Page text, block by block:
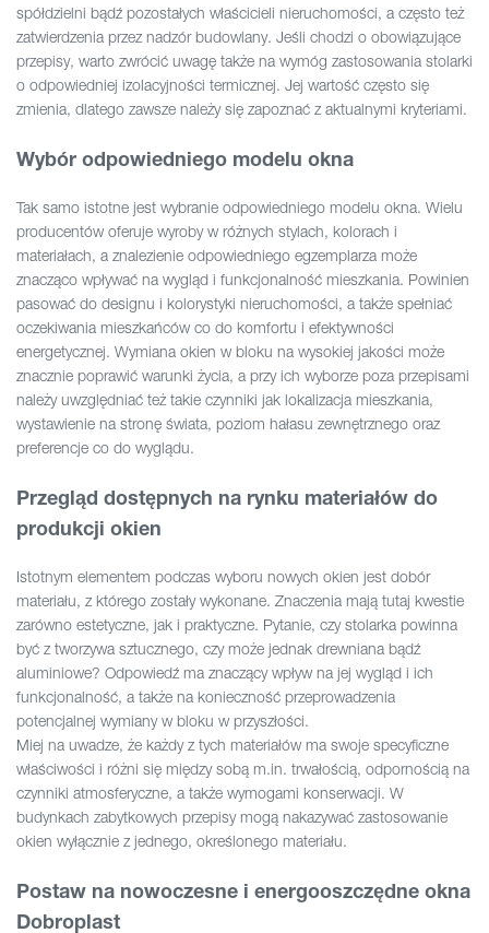
spółdzielni bądź pozostałych właścicieli nieruchomości, a często też
zatwierdzenia przez nadzór budowlany. Jeśli chodzi o obowiązujące
przepisy, warto zwrócić uwagę także na wymóg zastosowania stolarki
o odpowiedniej izolacyjności termicznej. Jej wartość często się
zmienia, dlatego zawsze należy się zapoznać z aktualnymi kryteriami.
Wybór odpowiedniego modelu okna
Tak samo istotne jest wybranie odpowiedniego modelu okna. Wielu
producentów oferuje wyroby w różnych stylach, kolorach i
materiałach, a znalezienie odpowiedniego egzemplarza może
znacząco wpływać na wygląd i funkcjonalność mieszkania. Powinien
pasować do designu i kolorystyki nieruchomości, a także spełniać
oczekiwania mieszkańców co do komfortu i efektywności
energetycznej. Wymiana okien w bloku na wysokiej jakości może
znacznie poprawić warunki życia, a przy ich wyborze poza przepisami
należy uwzględniać też takie czynniki jak lokalizacja mieszkania,
wystawienie na stronę świata, poziom hałasu zewnętrznego oraz
preferencje co do wyglądu.
Przegląd dostępnych na rynku materiałów do
produkcji okien
Istotnym elementem podczas wyboru nowych okien jest dobór
materiału, z którego zostały wykonane. Znaczenia mają tutaj kwestie
zarówno estetyczne, jak i praktyczne. Pytanie, czy stolarka powinna
być z tworzywa sztucznego, czy może jednak drewniana bądź
aluminiowe? Odpowiedź ma znaczący wpływ na jej wygląd i ich
funkcjonalność, a także na konieczność przeprowadzenia
potencjalnej wymiany w bloku w przyszłości.
Miej na uwadze, że każdy z tych materiałów ma swoje specyficzne
właściwości i różni się między sobą m.in. trwałością, odpornością na
czynniki atmosferyczne, a także wymogami konserwacji. W
budynkach zabytkowych przepisy mogą nakazywać zastosowanie
okien wyłącznie z jednego, określonego materiału.
Postaw na nowoczesne i energooszczędne okna
Dobroplast